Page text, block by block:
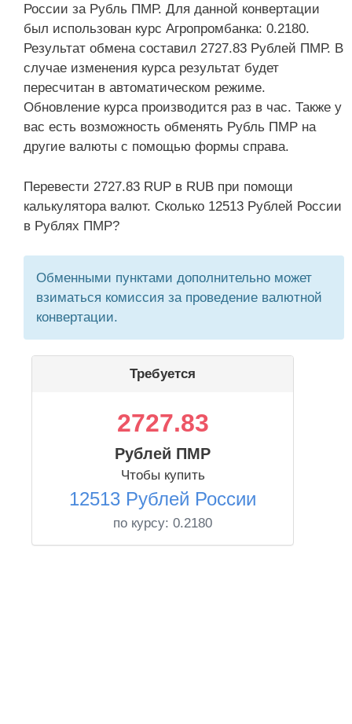
России за Рубль ПМР. Для данной конвертации
был использован курс Агропромбанка: 0.2180.
Результат обмена составил 2727.83 Рублей ПМР. В
случае изменения курса результат будет
пересчитан в автоматическом режиме.
Обновление курса производится раз в час. Также у
вас есть возможность обменять Рубль ПМР на
другие валюты с помощью формы справа.
Перевести 2727.83 RUP в RUB при помощи
калькулятора валют. Сколько 12513 Рублей России
в Рублях ПМР?
Обменными пунктами дополнительно может
взиматься комиссия за проведение валютной
конвертации.
Требуется
2727.83
Рублей ПМР
Чтобы купить
12513 Рублей России
по курсу: 0.2180